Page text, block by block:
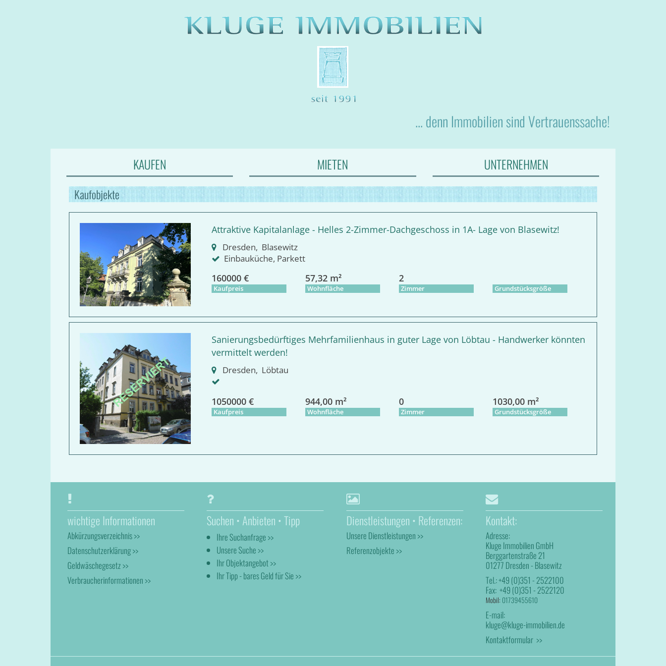
... denn Immobilien sind Vertrauenssache!
KAUFEN MIETEN UNTERNEHMEN
Kaufobjekte
Attraktive Kapitalanlage - Helles 2-Zimmer-Dachgeschoss in 1A- Lage von Blasewitz!
Dresden, Blasewitz
Einbauküche, Parkett
160000 €
Kaufpreis
57,32 m²
Wohnfläche
2
Zimmer Grundstücksgröße
Sanierungsbedürftiges Mehrfamilienhaus in guter Lage von Löbtau - Handwerker könnten
vermittelt werden!
Dresden, Löbtau
1050000 €
Kaufpreis
944,00 m²
Wohnfläche
0
Zimmer
1030,00 m²
Grundstücksgröße
wichtige Informationen
Abkürzungsverzeichnis >>
Datenschutzerklärung >>
Geldwäschegesetz >>
Verbraucherinformationen >>
Suchen • Anbieten • Tipp
Ihre Suchanfrage >>
Unsere Suche >>
Ihr Objektangebot >>
Ihr Tipp - bares Geld für Sie >>
Dienstleistungen • Referenzen:
Unsere Dienstleistungen >>
Referenzobjekte >>
Kontakt:
Adresse:
Kluge Immobilien GmbH
Berggartenstraße 21
01277 Dresden - Blasewitz
Tel.:+49 (0)351 - 2522100
Fax:+49 (0)351 - 2522120
Mobil: 01739455610
E-mail:
kluge@kluge-immobilien.de
Kontaktformular >>